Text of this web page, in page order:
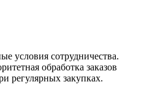
условия сотрудничества.
обработка заказов
регулярных закупках.